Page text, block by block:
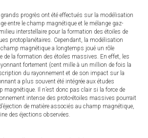
grands progrès ont été effectués sur la modélisation
entre le champ magnétique et le mélange gaz-
interstellaire pour la formation des étoiles de
protoplanétaires. Cependant, la modélisation
champ magnétique a longtemps joué un rôle
de la formation des étoiles massives. En effet, les
fortement (cent mille à un million de fois la
du rayonnement et de son impact sur la
a plus souvent été intégrée aux études
magnétique. Il n’est donc pas clair si la force de
intense des proto-étoiles massives pourrait
de matière associés au champ magnétique,
des éjections observées.